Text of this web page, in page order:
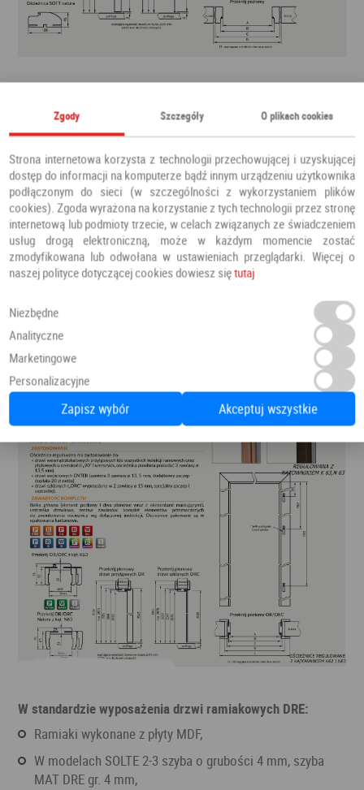
W standardzie wyposażenia drzwi ramiakowych DRE:
ramiaki wykonane z płyty MDF,
w modelach SOLTE 2-3 szyba o grubości 4 mm, szyba
MAT DRE gr. 4 mm,
Zgody Szczegóły O plikach cookies
Strona internetowa korzysta z technologii przechowującej i uzyskującej
dostęp do informacji na komputerze bądź innym urządzeniu użytkownika
podłączonym do sieci (w szczególności z wykorzystaniem plików
cookies). Zgoda wyrażona na korzystanie z tych technologii przez stronę
internetową lub podmioty trzecie, w celach związanych ze świadczeniem
usług drogą elektroniczną, może w każdym momencie zostać
zmodyfikowana lub odwołana w ustawieniach przeglądarki. Więcej o
naszej polityce dotyczącej cookies dowiesz siętutaj
Niezbędne
Analityczne
Marketingowe
Personalizacyjne
Zapisz wybór Akceptuj wszystkie